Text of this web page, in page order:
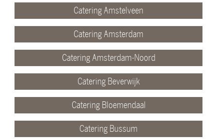
Catering Amstelveen
Catering Amsterdam
Catering Amsterdam-Noord
Catering Beverwijk
Catering Bloemendaal
Catering Bussum